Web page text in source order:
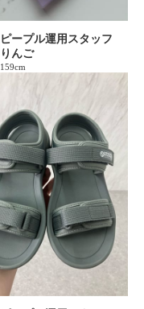
ピープル運用スタッフ
りんご
159cm